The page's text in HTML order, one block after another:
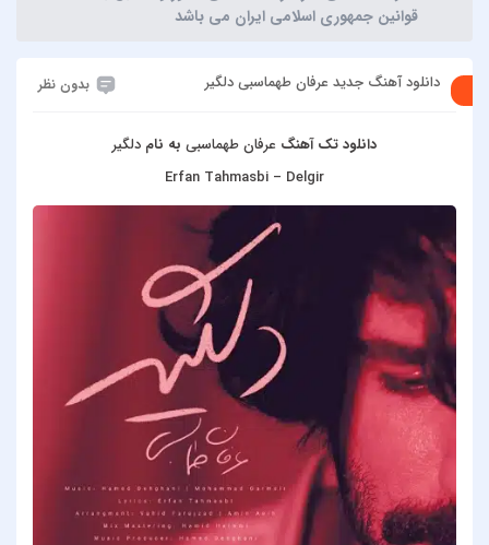
قوانین جمهوری اسلامی ایران می باشد
دانلود آهنگ جدید عرفان طهماسبی دلگیر بدون نظر
دانلود تک آهنگعرفان طهماسبیبه نامدلگیر
Erfan Tahmasbi – Delgir